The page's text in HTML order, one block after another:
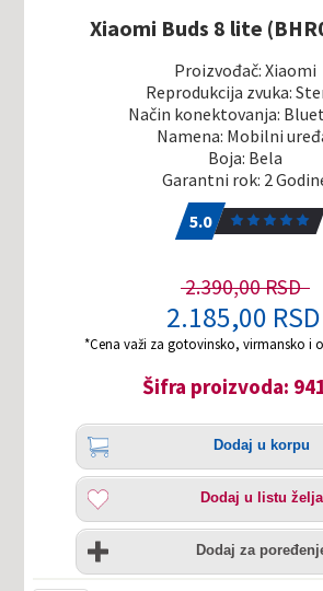
Xiaomi Buds 8 lite
Proizvođač: Xiaomi
Reprodukcija zvuka:
Način konektovanja:
Namena: Mobilni
Boja: Bela
Garantni rok: 2
5.0
2.390,00 RSD
2.185,00 RSD
*Cena važi za gotovinsko, virmansko i
Šifra proizvoda:
Količina
Dodaj
korpu
Dodaj u korpu
Dodaj
listu
želja
Dodaj u listu želja
Uporedi
Dodaj za